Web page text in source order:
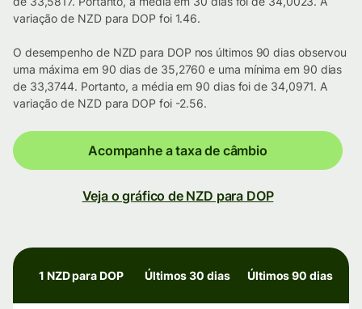
variação de NZD para DOP foi 1.46.
O desempenho de NZD para DOP nos últimos 90 dias observou
uma máxima em 90 dias de 35,2760 e uma mínima em 90 dias
de 33,3744. Portanto, a média em 90 dias foi de 34,0971. A
variação de NZD para DOP foi -2.56.
Acompanhe a taxa de câmbio
Veja o gráfico de NZD para DOP
1 NZD para DOP Últimos 30 dias Últimos 90 dias